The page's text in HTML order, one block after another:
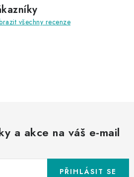
všechny recenze
a akce na váš e-mail
PŘIHLÁSIT SE